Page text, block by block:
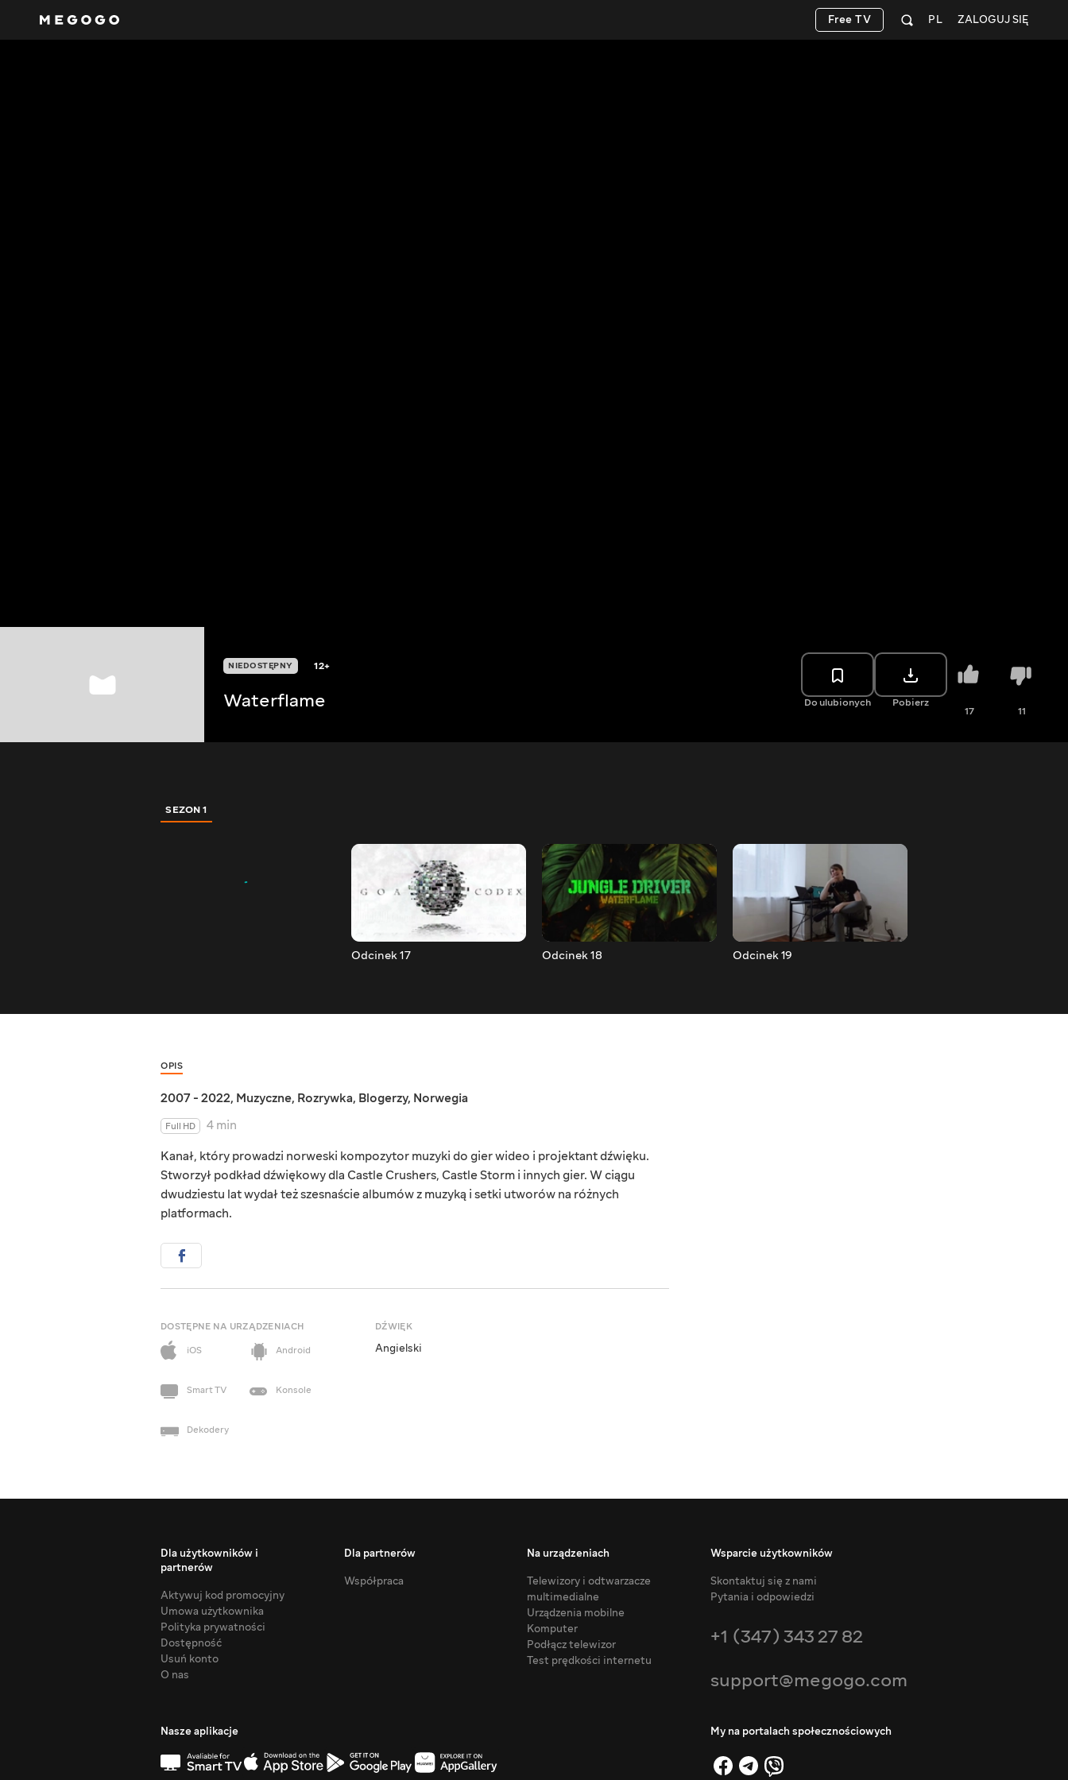
ZALOGUJ SIĘ
PL
Free TV
NIEDOSTĘPNY 12+
Waterflame Do ulubionych Pobierz
17 11
SEZON 1
Odcinek 17 Odcinek 18 Odcinek 19
OPIS
2007 - 2022, Muzyczne, Rozrywka, Blogerzy, Norwegia
Full HD
4 min
Kanał, który prowadzi norweski kompozytor muzyki do gier wideo i projektant dźwięku.
Stworzył podkład dźwiękowy dla Castle Crushers, Castle Storm i innych gier. W ciągu
dwudziestu lat wydał też szesnaście albumów z muzyką i setki utworów na różnych
platformach.
DOSTĘPNE NA URZĄDZENIACH
iOS
Android
Smart TV Konsole
Dekodery
DŹWIĘK
Angielski
Dla użytkowników i
partnerów
Aktywuj kod promocyjny
Umowa użytkownika
Polityka prywatności
Dostępność
Usuń konto
O nas
Dla partnerów
Współpraca
Na urządzeniach
Telewizory i odtwarzacze
multimedialne
Urządzenia mobilne
Komputer
Podłącz telewizor
Test prędkości internetu
Wsparcie użytkowników
Skontaktuj się z nami
Pytania i odpowiedzi
+1 (347) 343 27 82
support@megogo.com
Nasze aplikacje My na portalach społecznościowych